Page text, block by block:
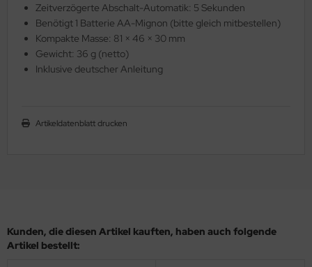
Zeitverzögerte Abschalt-Automatik: 5 Sekunden
Benötigt 1 Batterie AA-Mignon (bitte gleich mitbestellen)
Kompakte Masse: 81 × 46 × 30 mm
Gewicht: 36 g (netto)
Inklusive deutscher Anleitung
Artikeldatenblatt drucken
Kunden, die diesen Artikel kauften, haben auch folgende
Artikel bestellt: